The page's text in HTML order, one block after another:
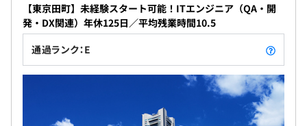
【東京田町】未経験スタート可能！ITエンジニア（QA・開
発・DX関連）年休125日／平均残業時間10.5
通過ランク：E